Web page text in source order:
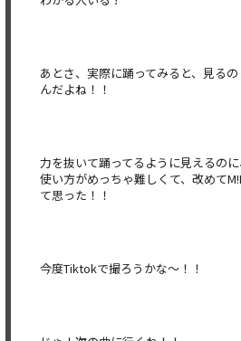
あとさ、実際に踊ってみると、見る
んだよね！！
力を抜いて踊ってるように見えるの
使い方がめっちゃ難しくて、改めて
て思った！！
今度Tiktokで撮ろうかな〜！！